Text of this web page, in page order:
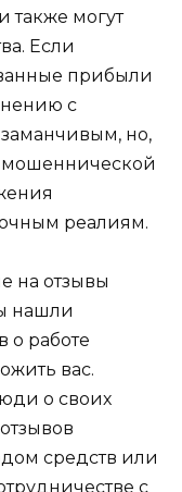
также могут
Если
прибыли
с
но,
мошеннической
реалиям.
на отзывы
нашли
о работе
вас.
о своих
средств или
с